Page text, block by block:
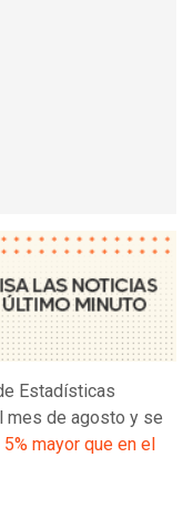
Estadísticas
mes de agosto y se
mayor que en el